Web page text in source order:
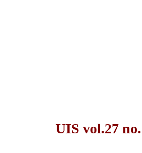
UIS vol.27